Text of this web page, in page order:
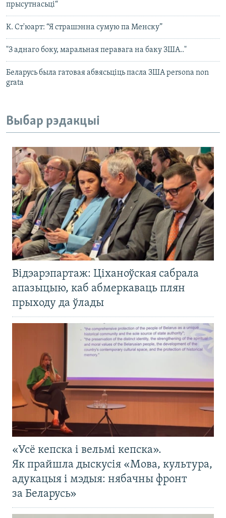
прысутнасьці“
К. Ст'юарт: “Я страшэнна сумую па Менску”
"З аднаго боку, маральная перавага на баку ЗША.."
Беларусь была гатовая абвясьціць пасла ЗША persona non
grata
Выбар рэдакцыі
Відэарэпартаж: Ціханоўская сабрала
апазыцыю, каб абмеркаваць плян
прыходу да ўлады
«Усё кепска і вельмі кепска».
Як прайшла дыскусія «Мова, культура,
адукацыя і мэдыя: нябачны фронт
за Беларусь»